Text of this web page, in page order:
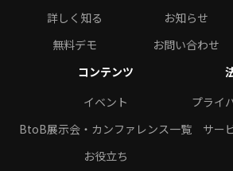
詳しく知る
無料デモ
お知らせ
お問い合わせ
コンテンツ
イベント
BtoB展示会・カンファレンス一覧
お役立ち
プライ
サー